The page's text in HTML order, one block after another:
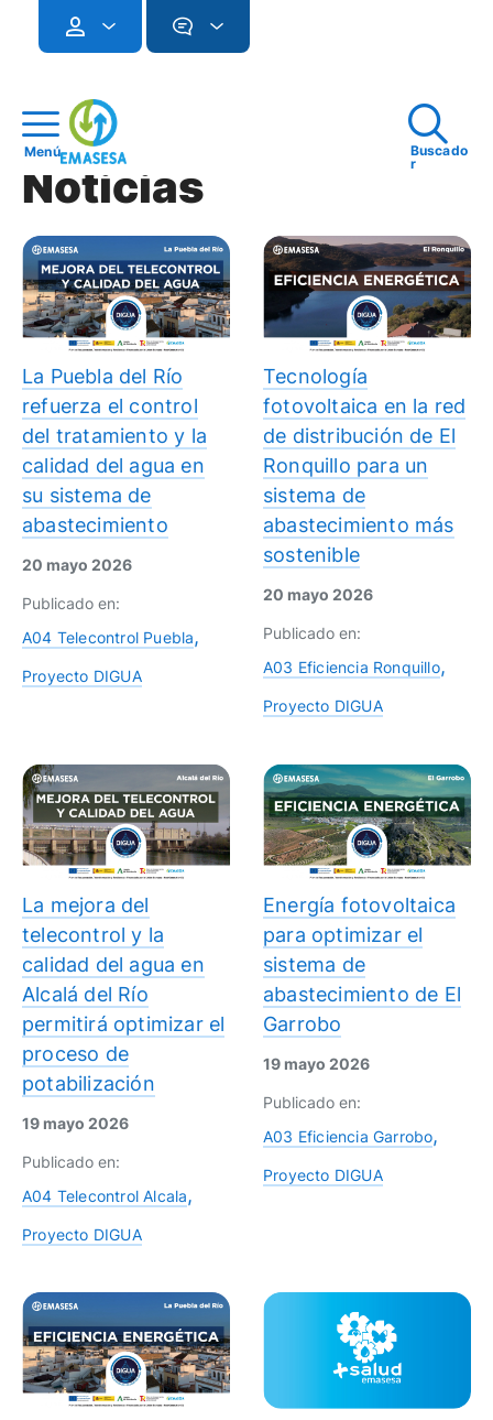
Menú
Buscado
r
Noticias
La Puebla del Río
refuerza el control
del tratamiento y la
calidad del agua en
su sistema de
abastecimiento
20 mayo 2026
Publicado en:
A04 Telecontrol Puebla
Proyecto DIGUA
Tecnología
fotovoltaica en la red
de distribución de El
Ronquillo para un
sistema de
abastecimiento más
sostenible
20 mayo 2026
Publicado en:
A03 Eficiencia Ronquillo
Proyecto DIGUA
La mejora del
telecontrol y la
calidad del agua en
Alcalá del Río
permitirá optimizar el
proceso de
potabilización
19 mayo 2026
Publicado en:
A04 Telecontrol Alcala
Proyecto DIGUA
Energía fotovoltaica
para optimizar el
sistema de
abastecimiento de El
Garrobo
19 mayo 2026
Publicado en:
A03 Eficiencia Garrobo
Proyecto DIGUA